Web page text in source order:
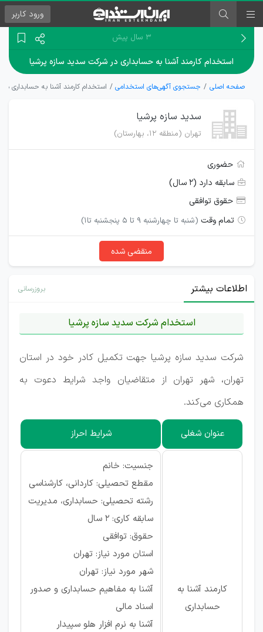
ورود کاربر
۳ سال پیش
استخدام کارمند آشنا به حسابداری در شرکت سدید سازه پرشیا
صفحه اصلی جستجوی آگهی‌های استخدامی استخدام کارمند آشنا به حسابداری
سدید سازه پرشیا
تهران (منطقه ۱۲، بهارستان)
حضوری
سابقه دارد (۲ سال)
حقوق توافقی
تمام وقت (شنبه تا چهارشنبه 9 تا 5 پنجشنبه تا1)
منقضی شده
اطلاعات بیشتر بروزرسانی
استخدام شرکت سدید سازه پرشیا
شرکت سدید سازه پرشیا جهت تکمیل کادر خود در استان
تهران، شهر تهران از متقاضیان واجد شرایط دعوت به
همکاری می‌کند.
عنوان شغلی شرایط احراز
کارمند آشنا به
حسابداری
جنسیت: خانم
مقطع تحصیلی: کاردانی، کارشناسی
رشته تحصیلی: حسابداری، مدیریت
سابقه کاری: ۲ سال
حقوق: توافقی
استان مورد نیاز: تهران
شهر مورد نیاز: تهران
آشنا به مفاهیم حسابداری و صدور
اسناد مالی
آشنا به نرم افزار هلو سپیدار